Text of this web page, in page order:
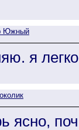
Южный
я
ясно,